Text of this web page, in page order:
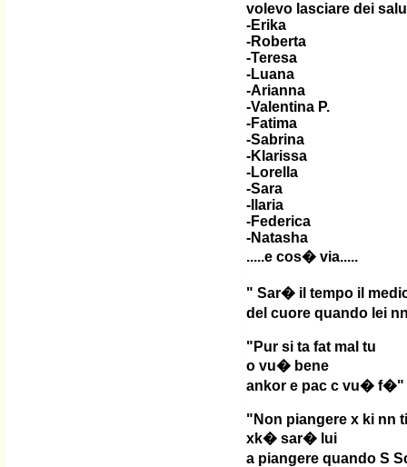
volevo lasciare dei
-Erika
-Roberta
-Teresa
-Luana
-Arianna
-Valentina P.
-Fatima
-Sabrina
-Klarissa
-Lorella
-Sara
-Ilaria
-Federica
-Natasha
.....e cos� via.....
" Sar� il tempo il
del cuore quando lei
"Pur si ta fat mal tu
o vu� bene
ankor e pac c vu� f�"
"Non piangere x ki nn
xk� sar� lui
a piangere quando S